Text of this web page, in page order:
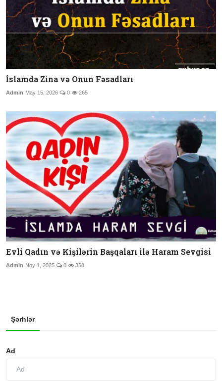
İslamda Zina və Onun Fəsadları
Admin May 15, 2026 0 265
Evli Qadın və Kişilərin Başqaları ilə Haram Sevgisi
Admin Noy 1, 2025 0 358
Şərhlər
Ad